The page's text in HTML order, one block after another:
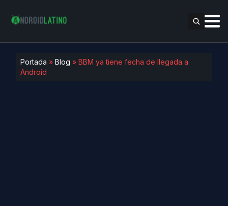
Portada » Blog » BBM ya tiene fecha de llegada a
Android